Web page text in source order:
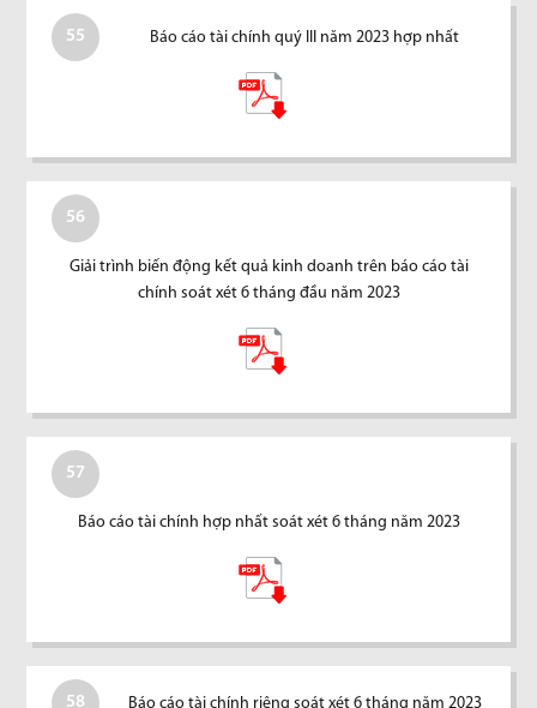
55 Báo cáo tài chính quý III năm 2023 hợp nhất
56
Giải trình biến động kết quả kinh doanh trên báo cáo tài
chính soát xét 6 tháng đầu năm 2023
57
Báo cáo tài chính hợp nhất soát xét 6 tháng năm 2023
58 Báo cáo tài chính riêng soát xét 6 tháng năm 2023